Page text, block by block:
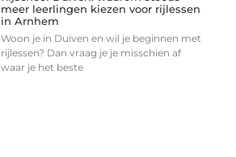
meer leerlingen kiezen voor rijlessen
in Arnhem
Woon je in Duiven en wil je beginnen met
rijlessen? Dan vraag je je misschien af
waar je het beste